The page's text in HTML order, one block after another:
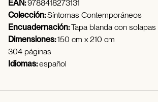
EAN:9788418273131
Colección:Síntomas Contemporáneos
Encuadernación:Tapa blanda con solapas
Dimensiones:150 cm x 210 cm
304 páginas
Idiomas:español